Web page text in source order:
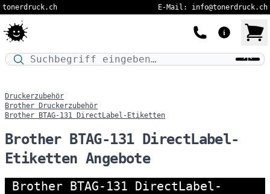
tonerdruck.ch E-Mail: info@tonerdruck.ch
Druckermodell oder Produktnamen eingeben…
Druckerzubehör
Brother Druckerzubehör
Brother BTAG-131 DirectLabel-Etiketten
Brother BTAG-131 DirectLabel-
Etiketten Angebote
Brother BTAG-131 DirectLabel-